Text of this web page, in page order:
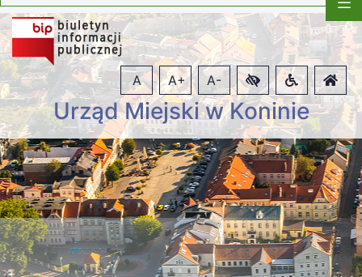
Urząd Miejski w Koninie
A A+ A-